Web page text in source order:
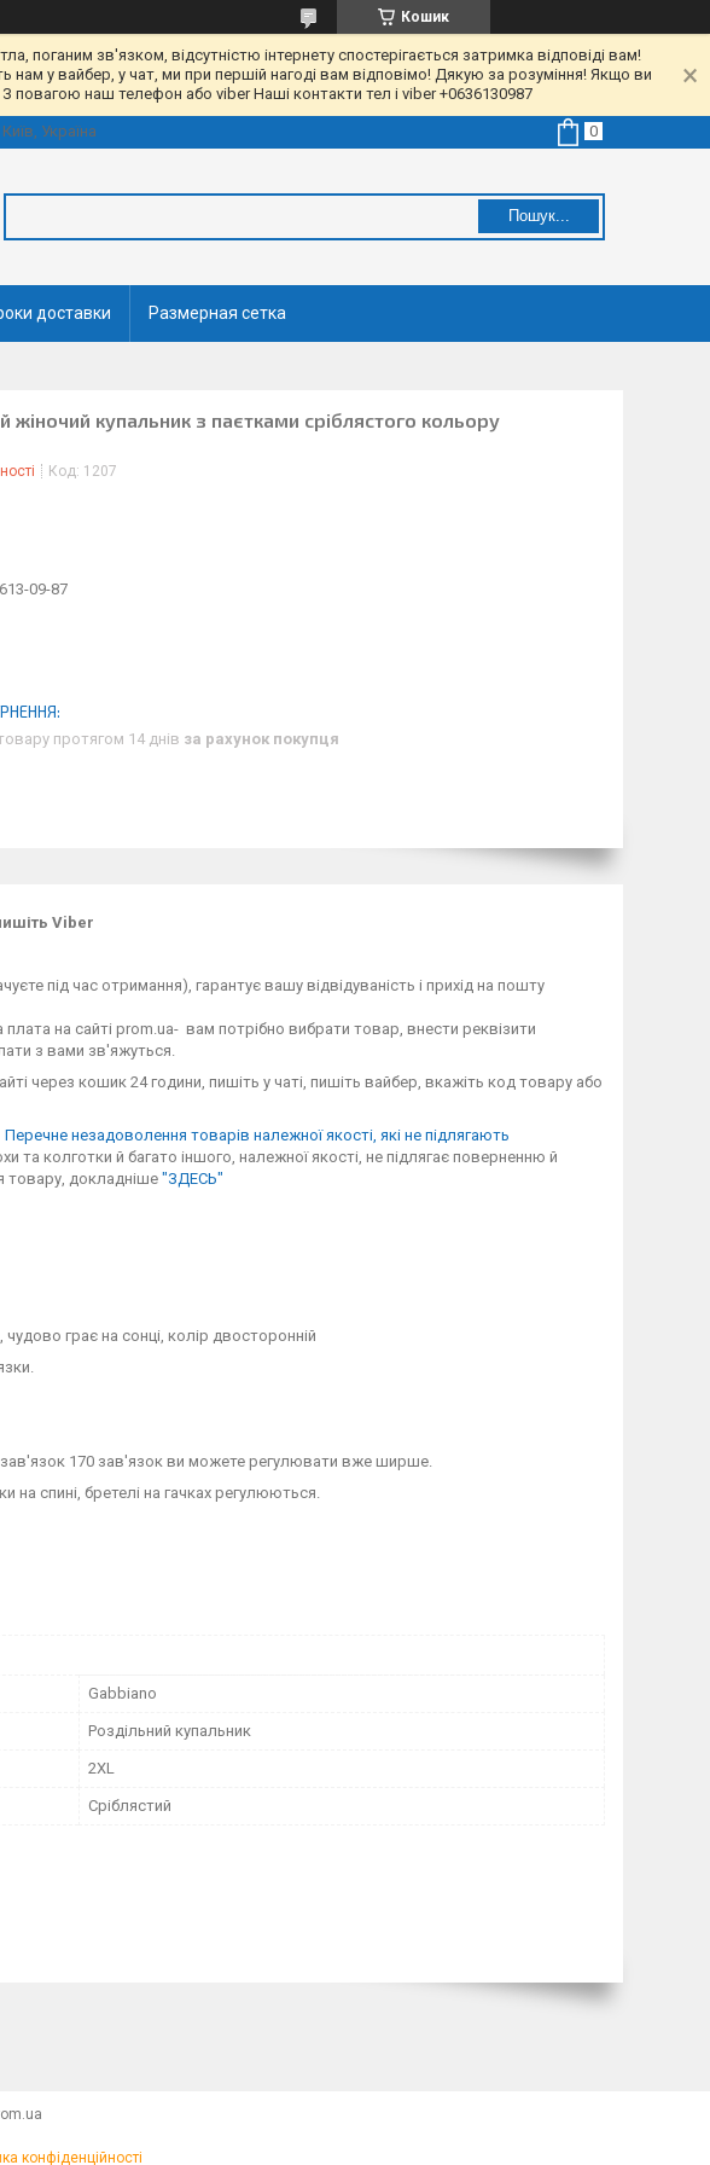
Кошик
поганим зв'язком, відсутністю інтернету спостерігається затримка відповіді вам!
у вайбер, у чат, ми при першій нагоді вам відповімо! Дякую за розуміння! Якщо ви
повагою наш телефон або viber Наші контакти тел і viber +0636130987
Київ, Україна
Пошук...
доставки Размерная сетка
жіночий купальник з паєтками сріблястого кольору
Код: 1207
09-87
протягом 14 днів за рахунок покупця
Viber
під час отримання), гарантує вашу відвідуваність і прихід на пошту
на сайті prom.ua- вам потрібно вибрати товар, внести реквізити
з вами зв'яжуться.
через кошик 24 години, пишіть у чаті, пишіть вайбер, вкажіть код товару або
Перечне незадоволення товарів належної якості, які не підлягають
та колготки й багато іншого, належної якості, не підлягає поверненню й
товару, докладніше "ЗДЕСЬ"
чудово грає на сонці, колір двосторонній
170 зав'язок ви можете регулювати вже ширше.
спині, бретелі на гачках регулюються.
Gabbiano
Роздільний купальник
2XL
Сріблястий
конфіденційності